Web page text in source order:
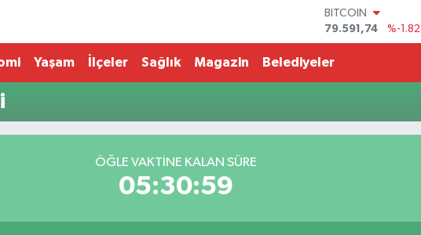
BITCOIN
79.591,74
%-1.82
DOLAR
45,43620
61,60380
%0.18
Yaşam İlçeler Sağlık Magazin Belediyeler
ÖĞLE VAKTİNE KALAN SÜRE
05:30:59